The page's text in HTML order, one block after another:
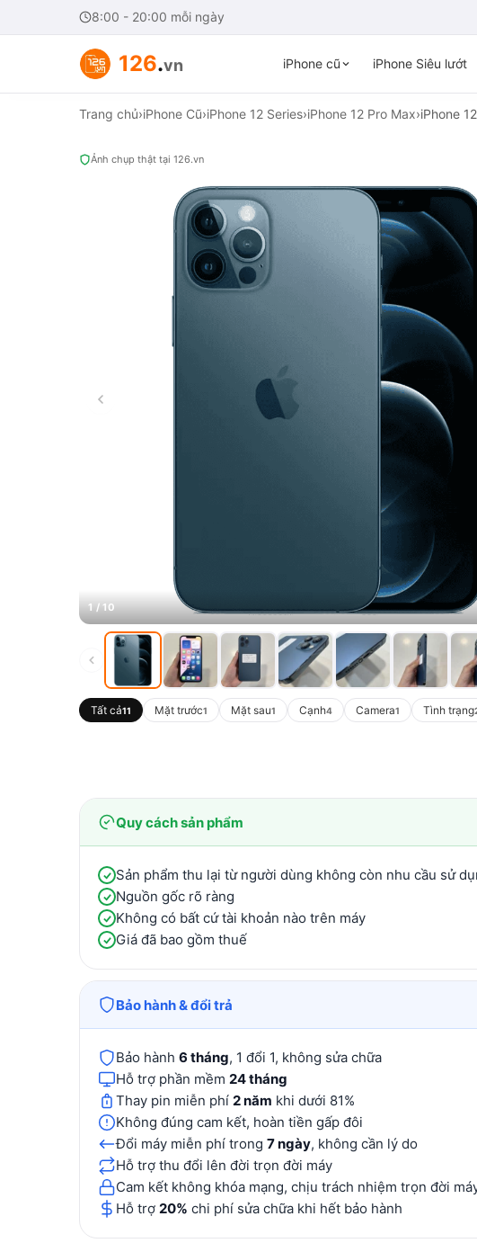
8:00 - 20:00 mỗi ngày
126.vn iPhone cũ iPhone Siêu lướt
Trang chủ›iPhone Cũ›iPhone 12 Series›iPhone 12 Pro Max›iPhone
Ảnh chụp thật tại 126.vn
1 / 10
Tất cả11 Mặt trước1 Mặt sau1 Cạnh4 Camera1 Tình trạng
Quy cách sản phẩm
Sản phẩm thu lại từ người dùng không còn nhu cầu sử
Nguồn gốc rõ ràng
Không có bất cứ tài khoản nào trên máy
Giá đã bao gồm thuế
Bảo hành & đổi trả
Bảo hành 6 tháng, 1 đổi 1, không sửa chữa
Hỗ trợ phần mềm 24 tháng
Thay pin miễn phí 2 năm khi dưới 81%
Không đúng cam kết, hoàn tiền gấp đôi
Đổi máy miễn phí trong 7 ngày, không cần lý do
Hỗ trợ thu đổi lên đời trọn đời máy
Cam kết không khóa mạng, chịu trách nhiệm trọn đời
Hỗ trợ 20% chi phí sửa chữa khi hết bảo hành